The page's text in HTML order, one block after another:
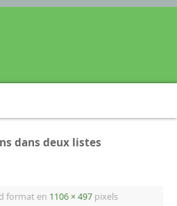
dans deux listes
format en 1106 × 497 pixels